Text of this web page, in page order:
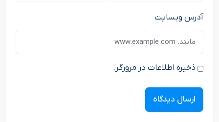
آدرس وبسایت
ذخیره اطلاعات در مرورگر.